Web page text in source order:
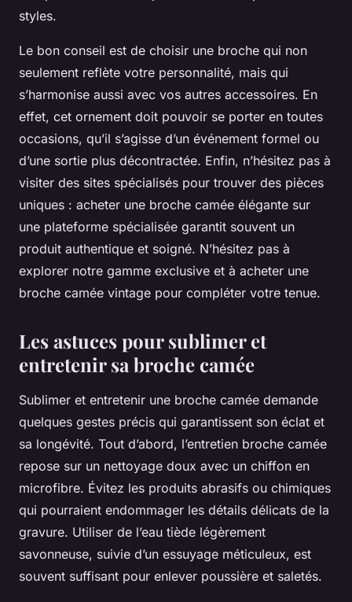
styles.
Le bon conseil est de choisir une broche qui non
seulement reflète votre personnalité, mais qui
s’harmonise aussi avec vos autres accessoires. En
effet, cet ornement doit pouvoir se porter en toutes
occasions, qu’il s’agisse d’un événement formel ou
d’une sortie plus décontractée. Enfin, n’hésitez pas à
visiter des sites spécialisés pour trouver des pièces
uniques : acheter une broche camée élégante sur
une plateforme spécialisée garantit souvent un
produit authentique et soigné. N’hésitez pas à
explorer notre gamme exclusive et à acheter une
broche camée vintage pour compléter votre tenue.
Les astuces pour sublimer et
entretenir sa broche camée
Sublimer et entretenir une broche camée demande
quelques gestes précis qui garantissent son éclat et
sa longévité. Tout d’abord, l’entretien broche camée
repose sur un nettoyage doux avec un chiffon en
microfibre. Évitez les produits abrasifs ou chimiques
qui pourraient endommager les détails délicats de la
gravure. Utiliser de l’eau tiède légèrement
savonneuse, suivie d’un essuyage méticuleux, est
souvent suffisant pour enlever poussière et saletés.